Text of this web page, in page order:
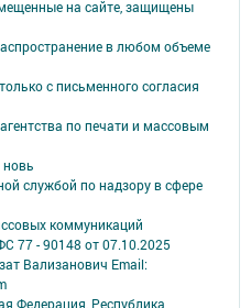
на сайте, защищены
в любом объеме
с письменного согласия
по печати и массовым
службой по надзору в сфере
коммуникаций
77 - 90148 от 07.10.2025
Вализанович Email:
Федерация, Республика